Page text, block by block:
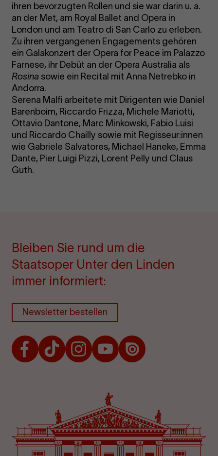
ihren bevorzugten Rollen und sie war darin u. a.
an der Met, am Royal Ballet and Opera in
London und am Teatro di San Carlo zu erleben.
Zu ihren vergangenen Engagements gehören
ein Galakonzert der Opera for Peace im Palazzo
Farnese, ihr Debüt an der Opera Australia als
Rosina sowie ein Recital mit Anna Netrebko in
Andorra.
Serena Malfi arbeitete mit Dirigenten wie Daniel
Barenboim, Riccardo Frizza, Michele Mariotti,
Ottavio Dantone, Marc Minkowski, Fabio Luisi
und Riccardo Chailly sowie mit Regisseur:innen
wie Gabriele Salvatores, Michael Haneke, Emma
Dante, Pier Luigi Pizzi, Lorent Pelly und Claus
Guth.
Bleiben Sie rund um die
Staatsoper Unter den Linden
immer informiert:
Newsletter bestellen
FacebookTikTokInstagramYoutubeIssuu